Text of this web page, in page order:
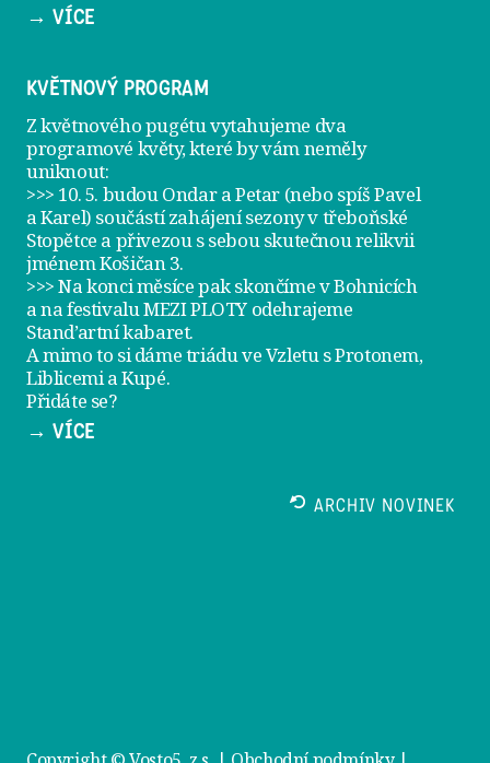
→ VÍCE
KVĚTNOVÝ PROGRAM
Z květnového pugétu vytahujeme dva
programové květy, které by vám neměly
uniknout:
>>> 10. 5. budou Ondar a Petar (nebo spíš Pavel
a Karel) součástí zahájení sezony vtřeboňské
Stopětce a přivezou s sebou skutečnou relikvii
jménemKošičan 3.
>>> Na konci měsíce pak skončíme v Bohnicích
a na festivaluMEZI PLOTY odehrajeme
Stand’artní kabaret.
A mimo to si dámetriádu ve Vzletu s Protonem,
Liblicemi a Kupé.
Přidáte se?
→ VÍCE
ARCHIV NOVINEK